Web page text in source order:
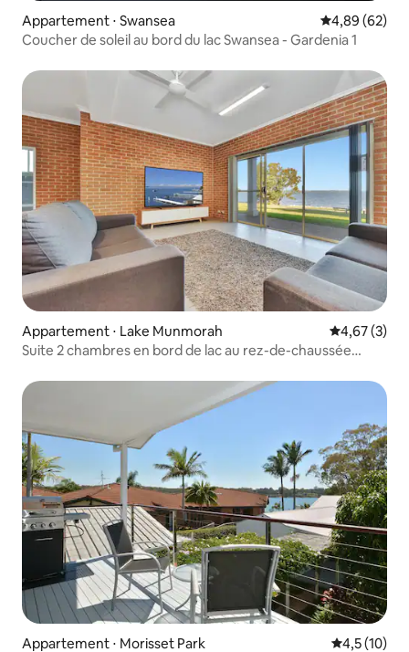
Appartement ⋅ Swansea Évaluation
4,89 (62)
Coucher de soleil au bord du lac Swansea - Gardenia 1
Appartement ⋅ Lake Munmorah Évaluation
4,67 (3)
Suite 2 chambres en bord de lac au rez-de-chaussée
Appartement ⋅ Morisset Park Évaluation
4,5 (10)